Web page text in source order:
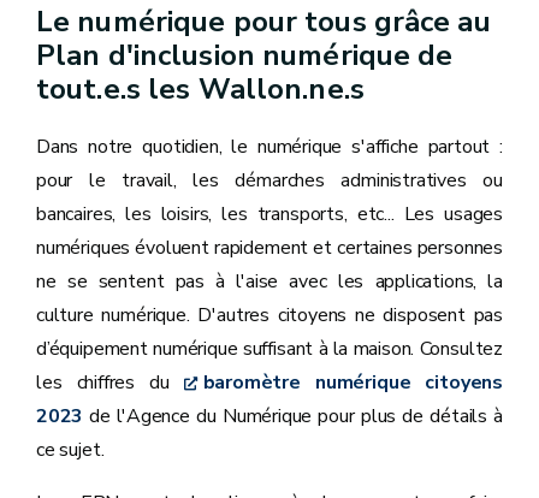
Le numérique pour tous grâce au
Plan d'inclusion numérique de
tout.e.s les Wallon.ne.s
Dans notre quotidien, le numérique s'affiche partout :
pour le travail, les démarches administratives ou
bancaires, les loisirs, les transports, etc... Les usages
numériques évoluent rapidement et certaines personnes
ne se sentent pas à l'aise avec les applications, la
culture numérique. D'autres citoyens ne disposent pas
d’équipement numérique suffisant à la maison. Consultez
les chiffres du
baromètre numérique citoyens
2023 de l'Agence du Numérique pour plus de détails à
ce sujet.